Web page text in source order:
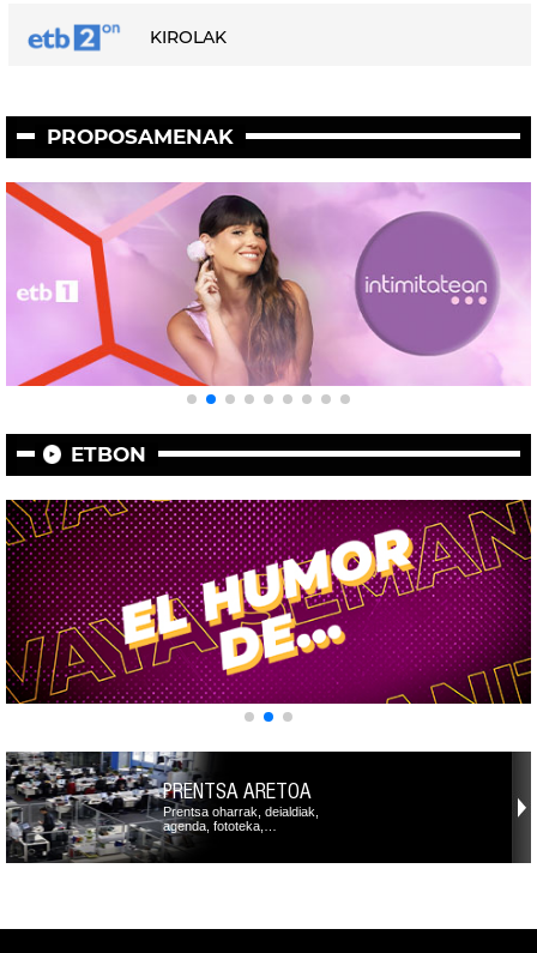
KIROLAK
PROPOSAMENAK
ETBON
PRENTSA ARETOA
Prentsa oharrak, deialdiak,
agenda, fototeka,…